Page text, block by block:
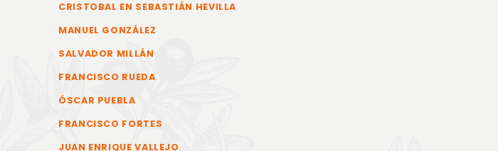
CRISTOBAL EN SEBASTIÁN HEVILLA
MANUEL GONZÁLEZ
SALVADOR MILLÁN
FRANCISCO RUEDA
ÓSCAR PUEBLA
FRANCISCO FORTES
JUAN ENRIQUE VALLEJO